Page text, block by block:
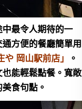
最令人期待的一
方便的餐廳簡單用
岡山駅前店」
。
能輕鬆點餐。寬敞
食句點。